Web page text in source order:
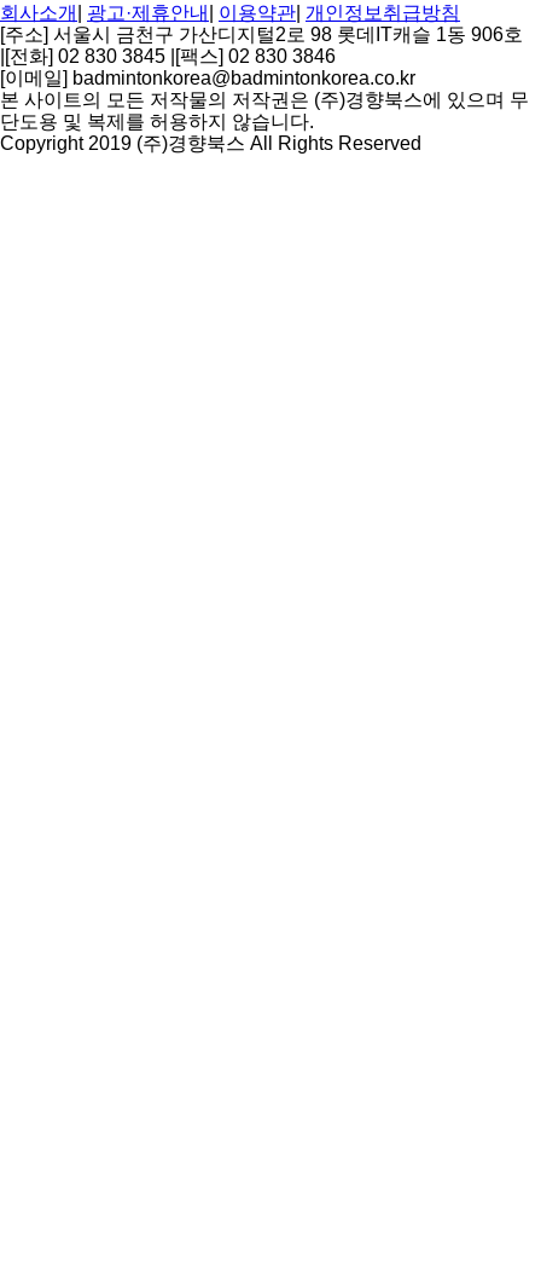
회사소개 광고·제휴안내 이용약관 개인정보취급방침
[주소] 서울시 금천구 가산디지털2로 98 롯데IT캐슬 1동 906호
[전화] 02 830 3845 [팩스] 02 830 3846
[이메일] badmintonkorea@badmintonkorea.co.kr
본 사이트의 모든 저작물의 저작권은 (주)경향북스에 있으며 무
단도용 및 복제를 허용하지 않습니다.
Copyright 2019 (주)경향북스 All Rights Reserved